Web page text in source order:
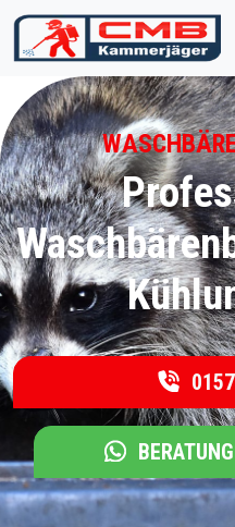
Zum Inhalt springen